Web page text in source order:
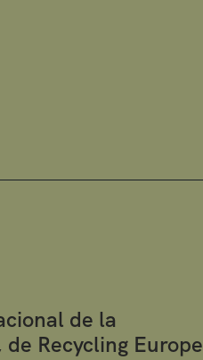
de la
Recycling Europe